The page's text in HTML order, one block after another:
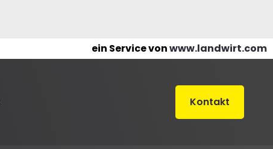
ein Service vonwww.landwirt.com
Kontakt